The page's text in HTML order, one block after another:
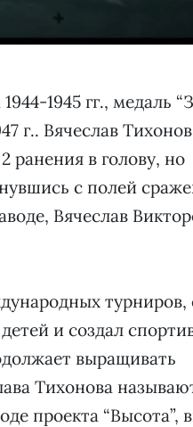
1945 гг., медаль
г.. Вячеслав Тихонов
ранения в голову, но
с полей
Вячеслав
турниров,
и создал
выращивать
Тихонова
проекта “Высота”,